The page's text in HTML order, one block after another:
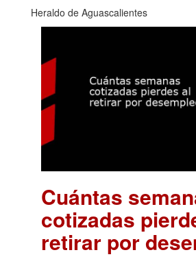
Heraldo de Aguascalientes
Cuántas
cotizadas
retirar por